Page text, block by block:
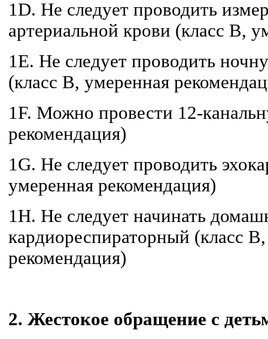
1D. Не следует проводить
артериальной крови (класс B,
1E. Не следует проводить
(класс B, умеренная
1F. Можно провести 12-
рекомендация)
1G. Не следует проводить
умеренная рекомендация)
1H. Не следует начинать
кардиореспираторный (класс
рекомендация)
2. Жестокое обращение с